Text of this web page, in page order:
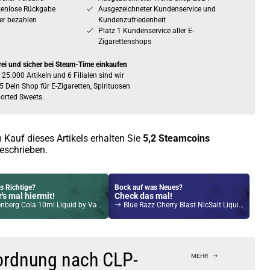
Rückgabe
bezahlen
Ausgezeichneter Kundenservice und
Kundenzufriedenheit
Platz 1 Kundenservice aller E-
Zigarettenshops
und sicher bei Steam-Time einkaufen
25.000 Artikeln und 6 Filialen sind wir
Dein Shop für E-Zigaretten, Spirituosen
Sweets.
Kauf dieses Artikels erhalten Sie 5,2 Steamcoins
Richtige?
mal hiermit!
Cola 10ml Liquid by Vampire Vape 6mg / 10ml
Bock auf was Neues?
Check das mal!
Blue Razz Cherry Blast NicSalt Liquid by Pod Salt Xtra 10ml / 20mg
nach CLP-
MEHR